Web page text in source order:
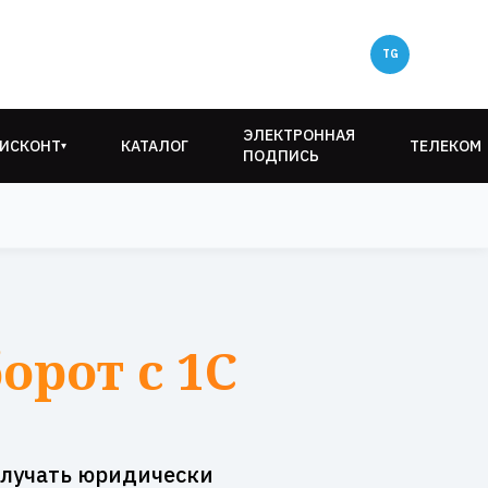
▾ КАТАЛОГ
ЭЛЕКТРОННАЯ
ПОДПИСЬ
ТЕЛЕКОМ
с 1С
юридически